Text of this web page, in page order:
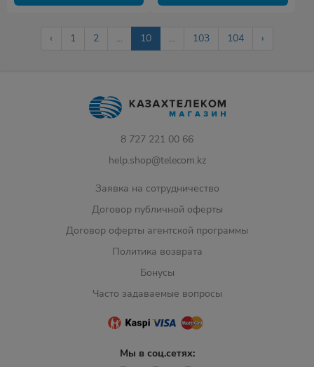
‹ 1 2 ... 10 ... 103 104 ›
8 727 221 00 66
help.shop@telecom.kz
Заявка на сотрудничество
Договор публичной оферты
Договор оферты агентской программы
Политика возврата
Бонусы
Часто задаваемые вопросы
Мы в соц.сетях: